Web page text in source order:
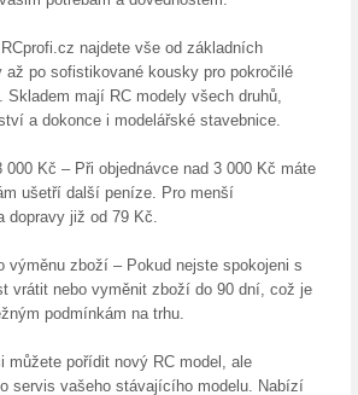
které můžete
nabídky... (21x)
slevy a